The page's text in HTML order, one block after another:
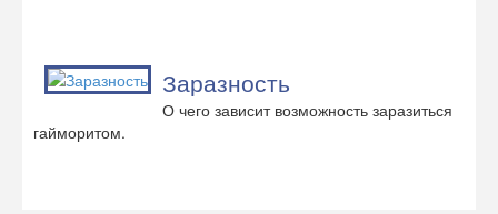
Заразность
О чего зависит возможность заразиться
гайморитом.